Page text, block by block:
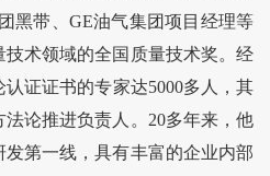
黑带、GE油气集团项目经理等
术领域的全国质量技术奖。经
证证书的专家达5000多人，其
论推进负责人。20多年来，他
第一线，具有丰富的企业内部